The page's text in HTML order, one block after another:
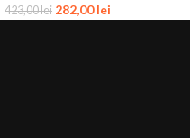
423,00lei 282,00lei